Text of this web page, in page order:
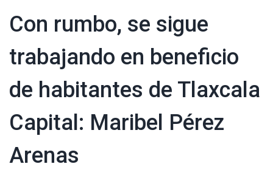
Con rumbo, se sigue
trabajando en beneficio
de habitantes de Tlaxcala
Capital: Maribel Pérez
Arenas